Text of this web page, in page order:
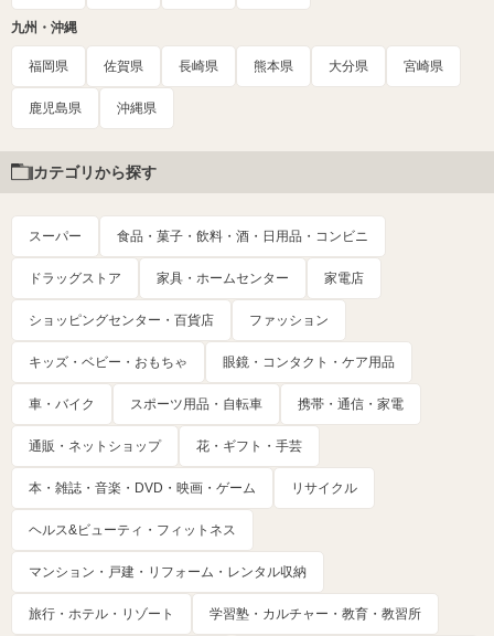
九州・沖縄
福岡県 佐賀県 長崎県 熊本県 大分県 宮崎県
鹿児島県 沖縄県
カテゴリから探す
スーパー 食品・菓子・飲料・酒・日用品・コンビニ
ドラッグストア 家具・ホームセンター 家電店
ショッピングセンター・百貨店 ファッション
キッズ・ベビー・おもちゃ 眼鏡・コンタクト・ケア用品
車・バイク スポーツ用品・自転車 携帯・通信・家電
通販・ネットショップ 花・ギフト・手芸
本・雑誌・音楽・DVD・映画・ゲーム リサイクル
ヘルス&ビューティ・フィットネス
マンション・戸建・リフォーム・レンタル収納
旅行・ホテル・リゾート 学習塾・カルチャー・教育・教習所